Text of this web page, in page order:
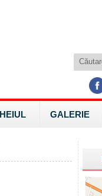
GALERIE